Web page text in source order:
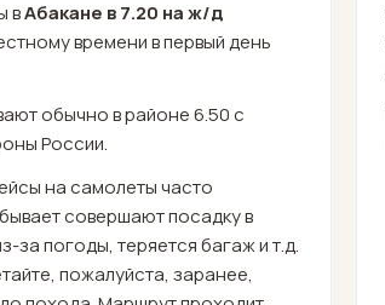
вАбакане в 7.20 на ж/д
времени в первый день
обычно в районе 6.50 с
России.
на самолеты часто
совершают посадку в
за погоды, теряется багаж и т.д.
пожалуйста, заранее,